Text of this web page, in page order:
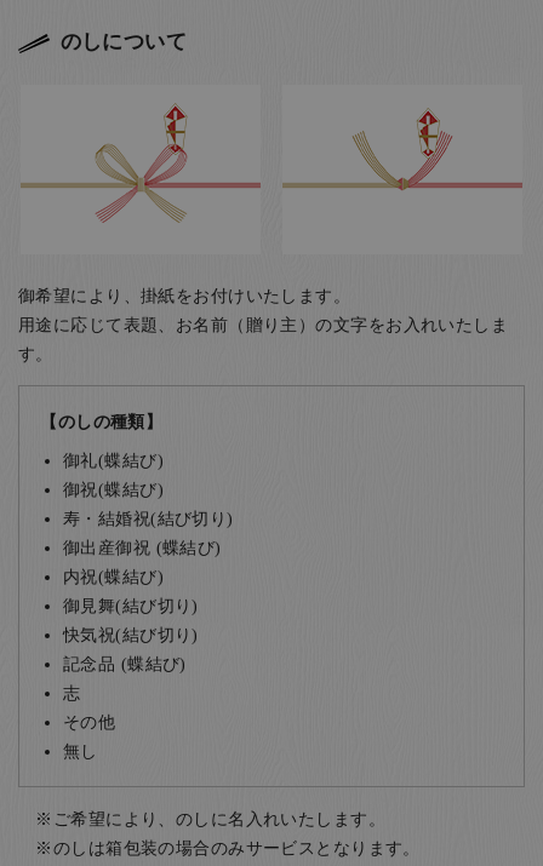
のしについて
御希望により、掛紙をお付けいたします。
用途に応じて表題、お名前（贈り主）の文字をお入れいたしま
す。
【のしの種類】
御礼(蝶結び)
御祝(蝶結び)
寿・結婚祝(結び切り)
御出産御祝 (蝶結び)
内祝(蝶結び)
御見舞(結び切り)
快気祝(結び切り)
記念品 (蝶結び)
志
その他
無し
ご希望により、のしに名入れいたします。
のしは箱包装の場合のみサービスとなります。